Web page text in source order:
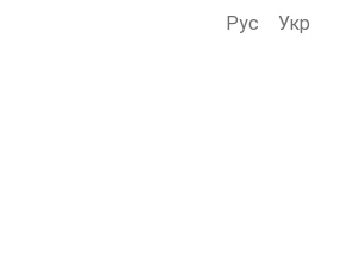
Рус Укр